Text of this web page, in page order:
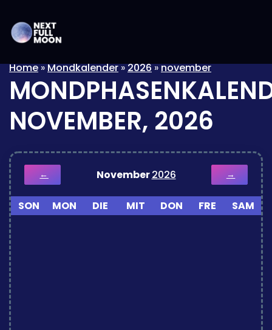
Home»Mondkalender»2026»november
NOVEMBER, 2026
← November2026 →
SON MON DIE MIT DON FRE SAM